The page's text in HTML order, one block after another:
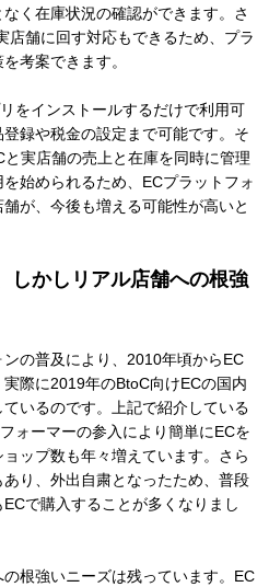
く在庫状況の確認ができます。さ
店舗に回す対応もできるため、プラ
考案できます。
をインストールするだけで利用可
録や税金の設定まで可能です。そ
実店舗の売上と在庫を同時に管理
始められるため、ECプラットフォ
が、今後も増える可能性が高いと
しかしリアル店舗への根強
の普及により、2010年頃からEC
際に2019年のBtoC向けECの国内
いるのです。上記で紹介している
ォーマーの参入により簡単にECを
ップ数も年々増えています。さら
り、外出自粛となったため、普段
で購入することが多くなりまし
根強いニーズは残っています。EC